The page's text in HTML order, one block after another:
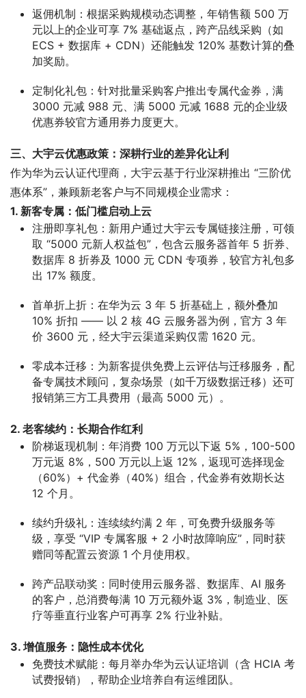
返佣机制 ：根据采购规模动态调整，年销售额 500 万
元以上的企业可享 7% 基础返点，跨产品线采购（如
ECS + 数据库 + CDN）还能触发 120% 基数计算的叠
加奖励。
定制化礼包 ：针对批量采购客户推出专属代金券，满
3000 元减 988 元、满 5000 元减 1688 元的企业级
优惠券较官方通用券力度更大。
三、大宇云优惠政策：深耕行业的差异化让利
作为华为云认证代理商，大宇云基于行业深耕推出 “三阶优
惠体系”，兼顾新老客户与不同规模企业需求：
1. 新客专属：低门槛启动上云
注册即享礼包 ：新用户通过大宇云专属链接注册，可领
取 “5000 元新人权益包”，包含云服务器首年 5 折券、
数据库 8 折券及 1000 元 CDN 专项券，较官方礼包多
出 17% 额度。
首单折上折 ：在华为云 3 年 5 折基础上，额外叠加
10% 折扣 —— 以 2 核 4G 云服务器为例，官方 3 年
价 3600 元，经大宇云渠道采购仅需 1620 元。
零成本迁移 ：为新客提供免费上云评估与迁移服务，配
备专属技术顾问，复杂场景（如千万级数据迁移）还可
报销第三方工具费用（最高 5000 元）。
2. 老客续约：长期合作红利
阶梯返现机制 ：年消费 100 万元以下返 5%，100-500
万元返 8%，500 万元以上返 12%，返现可选择现金
（60%）+ 代金券（40%）组合，代金券有效期长达
12 个月。
续约升级礼 ：连续续约满 2 年，可免费升级服务等
级，享受 “VIP 专属客服 + 2 小时故障响应”，同时获
赠同等配置云资源 1 个月使用权。
跨产品联动奖 ：同时使用云服务器、数据库、AI 服务
的客户，总消费每满 10 万元额外返 3%，制造业、医
疗等垂直行业客户可再享 2% 行业补贴。
3. 增值服务：隐性成本优化
免费技术赋能 ：每月举办华为云认证培训（含 HCIA 考
试费报销），帮助企业培养自有运维团队。